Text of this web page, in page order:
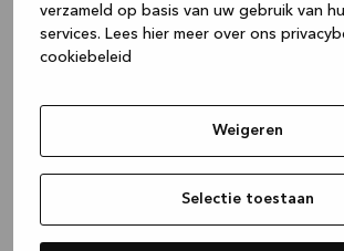
verzameld op basis van uw gebruik van
services. Lees hier meer over ons
cookiebeleid
Weigeren
Selectie toestaan
(see the browser
information).